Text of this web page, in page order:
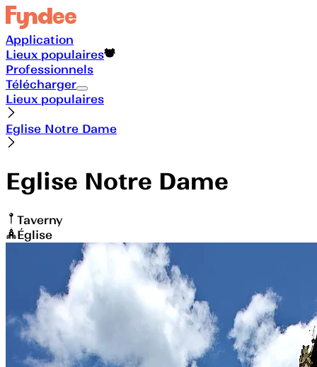
Application
Lieux populaires
Professionnels
Télécharger
Lieux populaires
Eglise Notre Dame
Eglise Notre Dame
Taverny
Église